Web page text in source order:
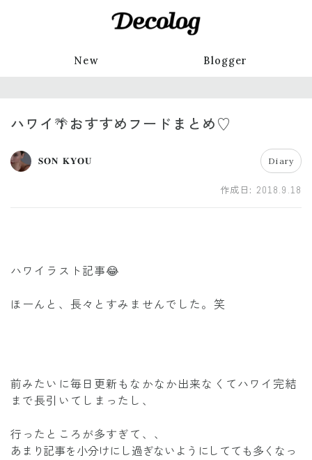
New Blogger
ハワイ🌴おすすめフードまとめ♡
𝐒𝐎𝐍 𝐊𝐘𝐎𝐔 Diary
作成日: 2018.9.18
ハワイラスト記事😂
ほーんと、長々とすみませんでした。笑
前みたいに毎日更新もなかなか出来なくてハワイ完結
まで長引いてしまったし、
行ったところが多すぎて、、
あまり記事を小分けにし過ぎないようにしてても多くなっ